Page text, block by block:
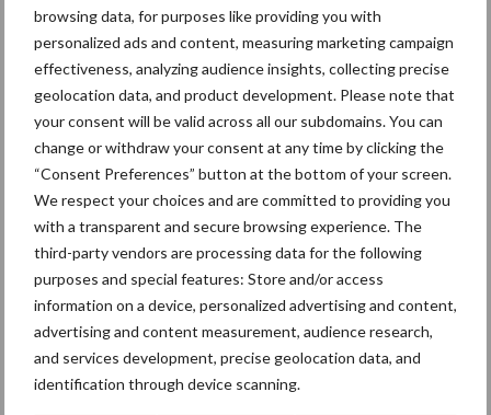
browsing data, for purposes like providing you with
personalized ads and content, measuring marketing campaign
effectiveness, analyzing audience insights, collecting precise
geolocation data, and product development. Please note that
your consent will be valid across all our subdomains. You can
change or withdraw your consent at any time by clicking the
“Consent Preferences” button at the bottom of your screen.
We respect your choices and are committed to providing you
with a transparent and secure browsing experience. The
third-party vendors are processing data for the following
purposes and special features: Store and/or access
information on a device, personalized advertising and content,
advertising and content measurement, audience research,
and services development, precise geolocation data, and
identification through device scanning.
Primaire
Maak uw keuze
Machines Duurzaamheid
Toon meer